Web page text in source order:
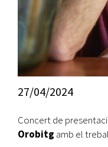
27/04/2024
Concert de
Orobitg amb el